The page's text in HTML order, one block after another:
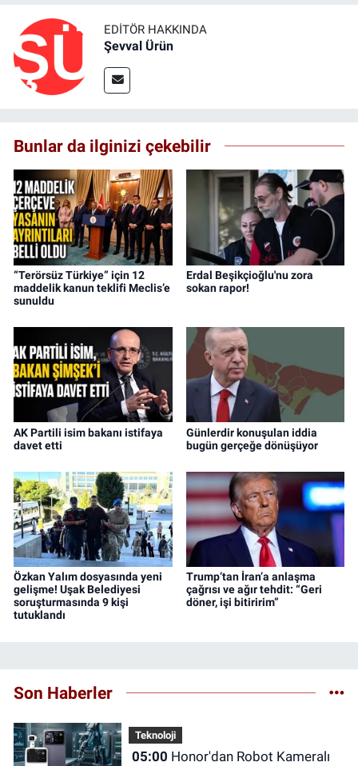
EDITÖR HAKKINDA
Şevval Ürün
Bunlar da ilginizi çekebilir
“Terörsüz Türkiye” için 12
maddelik kanun teklifi Meclis’e
sunuldu
Erdal Beşikçioğlu'nu zora
sokan rapor!
AK Partili isim bakanı istifaya
davet etti
Günlerdir konuşulan iddia
bugün gerçeğe dönüşüyor
Özkan Yalım dosyasında yeni
gelişme! Uşak Belediyesi
soruşturmasında 9 kişi
tutuklandı
Trump’tan İran’a anlaşma
çağrısı ve ağır tehdit: “Geri
döner, işi bitiririm”
Son Haberler
Teknoloji
05:00